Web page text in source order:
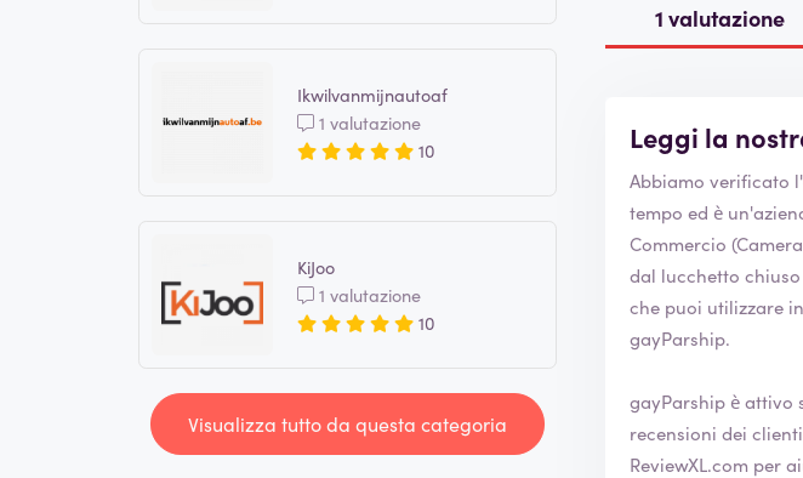
Ikwilvanmijnautoaf
1 valutazione
10
KiJoo
1 valutazione
10
Visualizza tutto da questa categoria
1 valutazione
Leggi la
tempo ed è un'azienda affidabile
Commercio (Camera di
dal lucchetto chiuso che
che puoi utilizzare
gayParship.
gayParship è attivo
recensioni dei clienti sono quindi
ReviewXL.com per